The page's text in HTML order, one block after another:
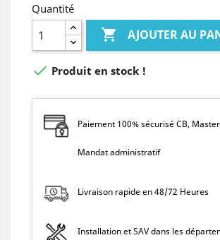
Quantité
 AJOUTER AU
 Produit en stock !
Paiement 100% sécurisé CB,
Mandat administratif
Livraison rapide en 48/72 Heures
Installation et SAV dans les